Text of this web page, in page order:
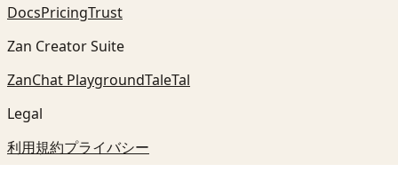
DocsPricingTrust
Zan Creator Suite
ZanChat PlaygroundTaleTal
Legal
利用規約プライバシー